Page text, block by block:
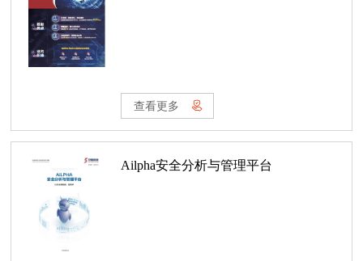
查看更多
Ailpha安全分析与管理平台